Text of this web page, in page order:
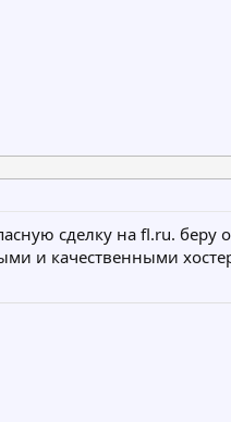
сделку на fl.ru. беру
и качественными